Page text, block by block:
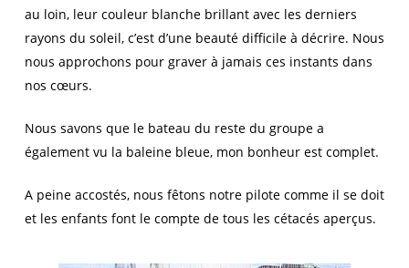
au loin, leur couleur blanche brillant avec les derniers
rayons du soleil, c’est d’une beauté difficile à décrire. Nous
nous approchons pour graver à jamais ces instants dans
nos cœurs.
Nous savons que le bateau du reste du groupe a
également vu la baleine bleue, mon bonheur est complet.
A peine accostés, nous fêtons notre pilote comme il se doit
et les enfants font le compte de tous les cétacés aperçus.